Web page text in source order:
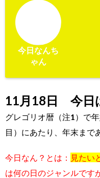
今日なんち
ゃん
11月18日 今日
グレゴリオ暦（注1）で
目）にあたり、年末まで
今日なん？とは： 見たい
は何の日のジャンルです